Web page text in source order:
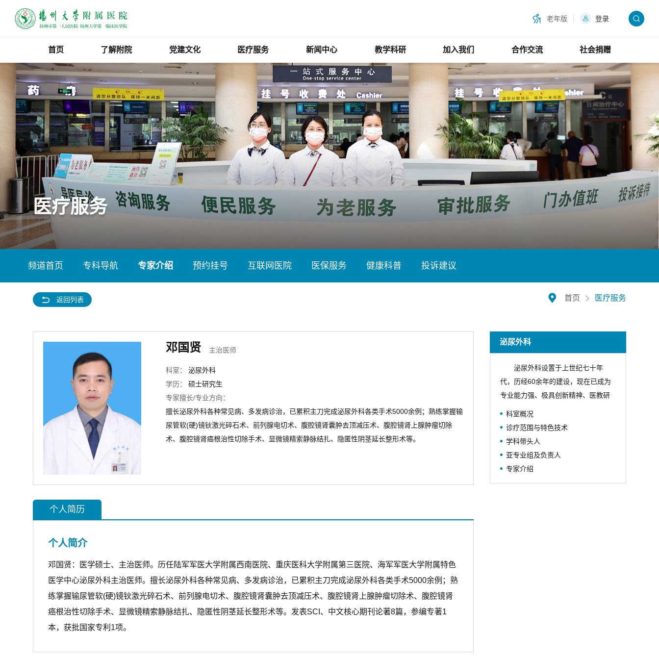
老年版 登录
首页 了解附院 党建文化 医疗服务 新闻中心 教学科研 加入我们 合作交流 社会捐赠
医疗服务
频道首页 专科导航 专家介绍 预约挂号 互联网医院 医保服务 健康科普 投诉建议
首页 医疗服务
返回列表
邓国贤 主治医师
科室：
泌尿外科
学历：
硕士研究生
专家擅长/专业方向：
擅长泌尿外科各种常见病、多发病诊治，已累积主刀完成泌尿外科各类手术5000余例；熟练掌握输
尿管软(硬)镜钬激光碎石术、前列腺电切术、腹腔镜肾囊肿去顶减压术、腹腔镜肾上腺肿瘤切除
术、腹腔镜肾癌根治性切除手术、显微镜精索静脉结扎、隐匿性阴茎延长整形术等。
个人简历
个人简介
邓国贤：医学硕士、主治医师。历任陆军军医大学附属西南医院、重庆医科大学附属第三医院、海军军医大学附属特色
医学中心泌尿外科主治医师。擅长泌尿外科各种常见病、多发病诊治，已累积主刀完成泌尿外科各类手术5000余例；熟
练掌握输尿管软(硬)镜钬激光碎石术、前列腺电切术、腹腔镜肾囊肿去顶减压术、腹腔镜肾上腺肿瘤切除术、腹腔镜肾
癌根治性切除手术、显微镜精索静脉结扎、隐匿性阴茎延长整形术等。发表SCI、中文核心期刊论著8篇，参编专著1
本，获批国家专利1项。
泌尿外科
泌尿外科设置于上世纪七十年
代，历经60余年的建设，现在已成为
专业能力强、极具创新精神、医教研
协同发展的、在国内有一定知名度的
专业团队。2016年评为扬州市临床重
点专科。2019年成为“北京大学第一医
院泌尿外科临床研究协作网”合作单
位。2026年授牌成为“中国泌尿系结石
科室概况
诊疗范围与特色技术
学科带头人
亚专业组及负责人
专家介绍